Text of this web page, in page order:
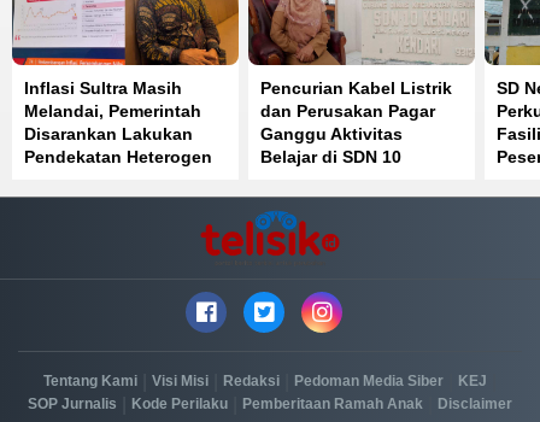
Inflasi Sultra Masih
Melandai, Pemerintah
Disarankan Lakukan
Pendekatan Heterogen
Pencurian Kabel Listrik
dan Perusakan Pagar
Ganggu Aktivitas
Belajar di SDN 10
SD
Tentang Kami Visi Misi Redaksi Pedoman Media Siber KEJ
SOP Jurnalis Kode Perilaku Pemberitaan Ramah Anak Disclaimer